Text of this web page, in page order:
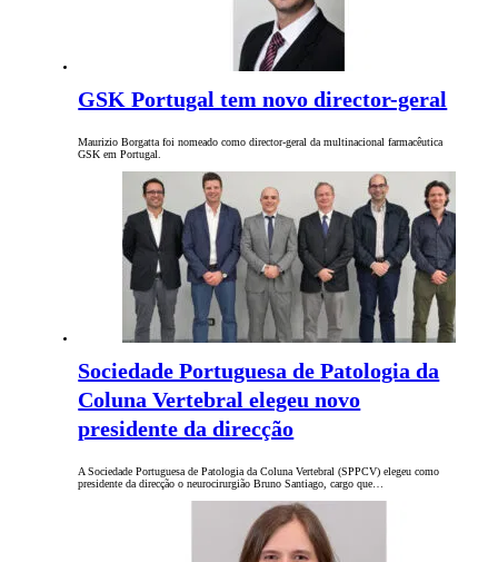
GSK Portugal tem novo director-geral
Maurizio Borgatta foi nomeado como director-geral da multinacional farmacêutica
GSK em Portugal.
Sociedade Portuguesa de Patologia da
Coluna Vertebral elegeu novo
presidente da direcção
A Sociedade Portuguesa de Patologia da Coluna Vertebral (SPPCV) elegeu como
presidente da direcção o neurocirurgião Bruno Santiago, cargo que…